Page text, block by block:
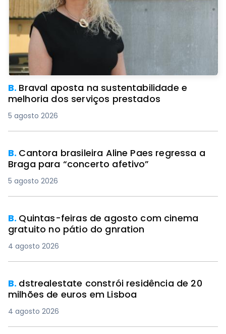
B. Braval aposta na sustentabilidade e
melhoria dos serviços prestados
5 agosto 2026
B. Cantora brasileira Aline Paes regressa a
Braga para “concerto afetivo”
5 agosto 2026
B. Quintas-feiras de agosto com cinema
gratuito no pátio do gnration
4 agosto 2026
B. dstrealestate constrói residência de 20
milhões de euros em Lisboa
4 agosto 2026